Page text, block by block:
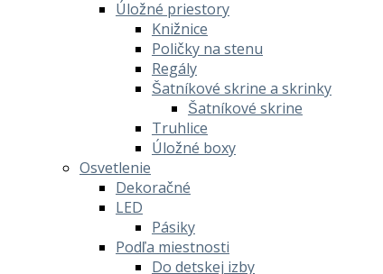
Úložné priestory
Knižnice
Poličky na stenu
Regály
Šatníkové skrine a skrinky
Šatníkové skrine
Truhlice
Úložné boxy
Osvetlenie
Dekoračné
LED
Pásiky
Podľa miestnosti
Do detskej izby